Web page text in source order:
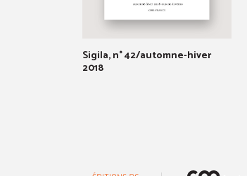
Sigila, n° 42/automne-hiver
2018